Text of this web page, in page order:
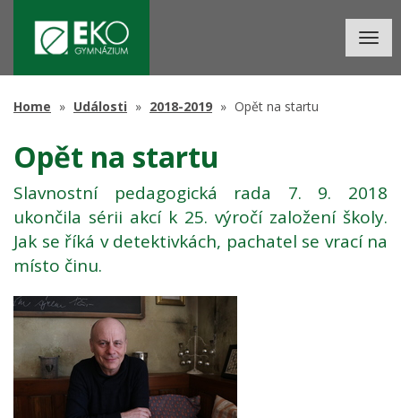
Home Události 2018-2019 Opět na startu
Opět na startu
Slavnostní pedagogická rada 7. 9. 2018
ukončila sérii akcí k 25. výročí založení školy.
Jak se říká v detektivkách, pachatel se vrací na
místo činu.